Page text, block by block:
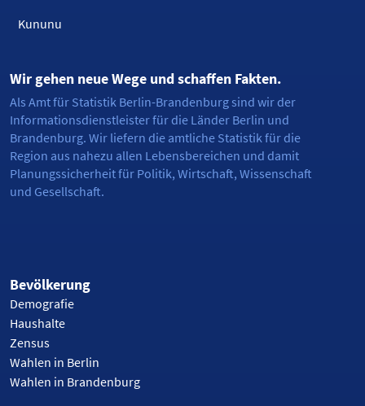
Kununu
Wir gehen neue Wege und schaffen Fakten.
Als Amt für Statistik Berlin-Brandenburg sind wir der
Informationsdienstleister für die Länder Berlin und
Brandenburg. Wir liefern die amtliche Statistik für die
Region aus nahezu allen Lebensbereichen und damit
Planungssicherheit für Politik, Wirtschaft, Wissenschaft
und Gesellschaft.
Bevölkerung
Demografie
Haushalte
Zensus
Wahlen in Berlin
Wahlen in Brandenburg